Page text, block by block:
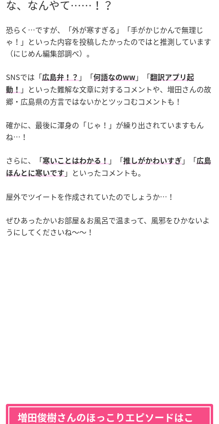
な、なんやて……！？
恐らく…ですが、「外が寒すぎる」「手がかじかんで無理じ
ゃ！」といった内容を投稿したかったのではと推測しています
（にじめん編集部調べ）。
SNSでは「広島弁！？ 」「何語なのww 」「翻訳アプリ起
動！
」といった難解な文章に対するコメントや、増田さんの故
郷・広島県の方言ではないかとツッコむコメントも！
確かに、最後に渾身の「じゃ！」が繰り出されていますもん
ね…！
さらに、「寒いことはわかる！ 」「推しがかわいすぎ 」「広島
ほんとに寒いです 」といったコメントも。
屋外でツイートを作成されていたのでしょうか…！
ぜひあったかいお部屋＆お風呂で温まって、風邪をひかないよ
うにしてくださいね～～！
増田俊樹さんのほっこりエピソードはこ